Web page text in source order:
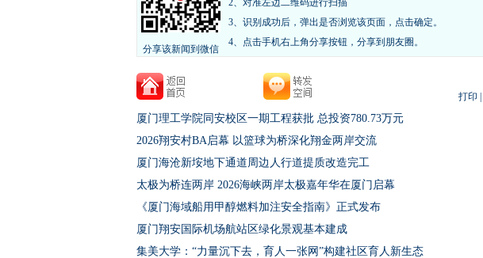
分享该新闻到微信
2、对准左边二维码进行扫描
3、识别成功后，弹出是否浏览该页面，点击确定。
4、点击手机右上角分享按钮，分享到朋友圈。
打印
厦门理工学院同安校区一期工程获批 总投资780.73万元
2026翔安村BA启幕 以篮球为桥深化翔金两岸交流
厦门海沧新垵地下通道周边人行道提质改造完工
太极为桥连两岸 2026海峡两岸太极嘉年华在厦门启幕
《厦门海域船用甲醇燃料加注安全指南》正式发布
厦门翔安国际机场航站区绿化景观基本建成
集美大学：“力量沉下去，育人一张网”构建社区育人新生态